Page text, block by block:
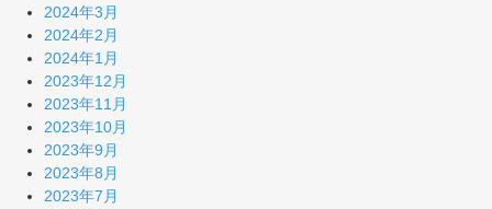
2024年3月
2024年2月
2024年1月
2023年12月
2023年11月
2023年10月
2023年9月
2023年8月
2023年7月